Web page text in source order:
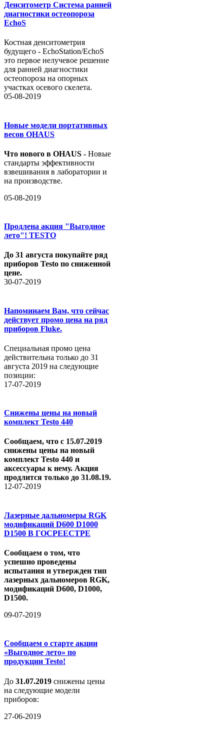
Денситометр Система ранней
диагностики остеопороза
EchoS
Костная денситометрия
будущего - EchoStation/EchoS
это первое нелучевое решение
для ранней диагностики
остеопороза на опорных
участках осевого скелета.
05-08-2019
Новые модели портативных
весов OHAUS
Что нового в OHAUS - Новые
стандарты эффективности
взвешивания в лаборатории и
на производстве.
05-08-2019
Продлена акция "Выгодное
лето"! TESTO
До 31 августа покупайте ряд
приборов Testo по сниженной
цене.
30-07-2019
Напоминаем Вам, что сейчас
действует промо цена на ряд
приборов Fluke.
Специальная промо цена
действительна только до 31
августа 2019 на следующие
позиции:
17-07-2019
Снижены цены на новый
комплект Testo 440
Сообщаем, что с 15.07.2019
снижены цены на новый
комплект Testo 440 и
аксессуары к нему. Акция
продлится только до 31.08.19.
12-07-2019
Лазерные дальномеры RGK
модификаций D600 D1000
D1500 В ГОСРЕЕСТРЕ
Сообщаем о том, что
успешно проведены
испытания и утвержден тип
лазерных дальномеров RGK,
модификаций D600, D1000,
D1500.
09-07-2019
Сообщаем о старте акции
«Выгодное лето» по
продукции Testo!
До 31.07.2019 снижены цены
на следующие модели
приборов:
27-06-2019